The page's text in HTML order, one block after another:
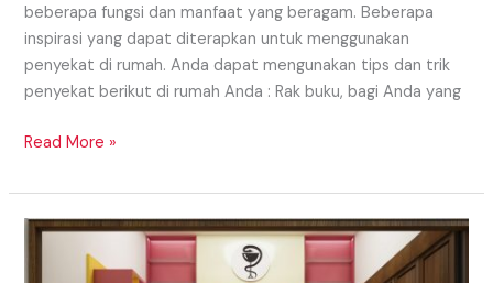
beberapa fungsi dan manfaat yang beragam. Beberapa
inspirasi yang dapat diterapkan untuk menggunakan
penyekat di rumah. Anda dapat mengunakan tips dan trik
penyekat berikut di rumah Anda : Rak buku, bagi Anda yang
Read More »
RUANG
PELAYANAN